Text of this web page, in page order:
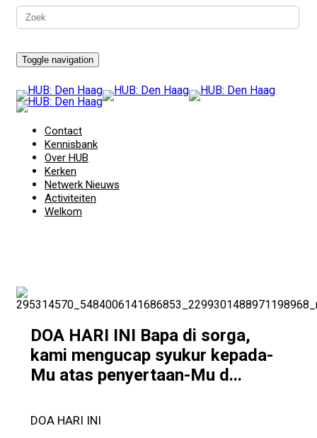
Toggle navigation
Contact
Kennisbank
Over HUB
Kerken
Netwerk Nieuws
Activiteiten
Welkom
DOA HARI INI Bapa di sorga,
kami mengucap syukur kepada-
Mu atas penyertaan-Mu d...
DOA HARI INI